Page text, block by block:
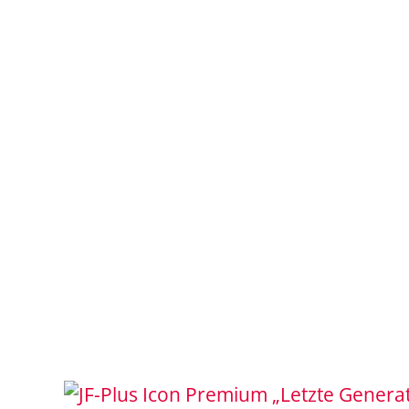
„Letzte